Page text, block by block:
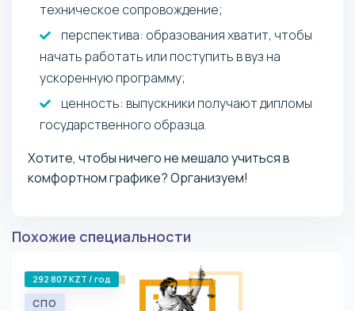
техническое сопровождение;
перспектива: образования хватит, чтобы
начать работать или поступить в вуз на
ускоренную программу;
ценность: выпускники получают дипломы
государственного образца.
Хотите, чтобы ничего не мешало учиться в
комфортном графике? Организуем!
Похожие специальности
292 807 KZT / год
СПО